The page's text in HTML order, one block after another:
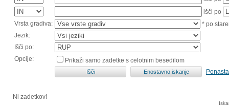
išči po
Vrsta gradiva:
* po
Jezik:
Išči po:
Opcije:
Prikaži samo zadetke s celotnim besedilom
Ni zadetkov!